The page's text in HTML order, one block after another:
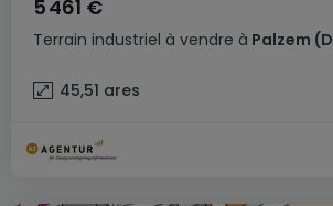
Terrain industriel à vendre à Palzem
5 461 €
45,51 ares